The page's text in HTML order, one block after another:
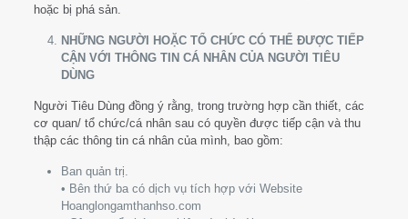
hoặc bị phá sản.
NHỮNG NGƯỜI HOẶC TỔ CHỨC CÓ THỂ ĐƯỢC TIẾP
CẬN VỚI THÔNG TIN CÁ NHÂN CỦA NGƯỜI TIÊU
DÙNG
Người Tiêu Dùng đồng ý rằng, trong trường hợp cần thiết, các
cơ quan/ tổ chức/cá nhân sau có quyền được tiếp cận và thu
thập các thông tin cá nhân của mình, bao gồm:
Ban quản trị.
• Bên thứ ba có dịch vụ tích hợp với Website
Hoanglongamthanhso.com